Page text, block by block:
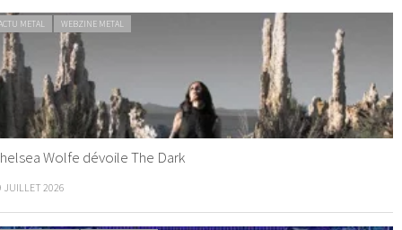
METAL WEBZINE METAL
Wolfe dévoile The Dark
JUILLET 2026